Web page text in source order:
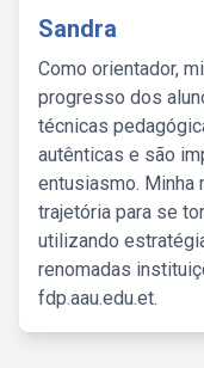
Sandra
Como orientador,
progresso dos
técnicas
autênticas e são
entusiasmo. Minha
trajetória para se
utilizando
renomadas
fdp.aau.edu.et.